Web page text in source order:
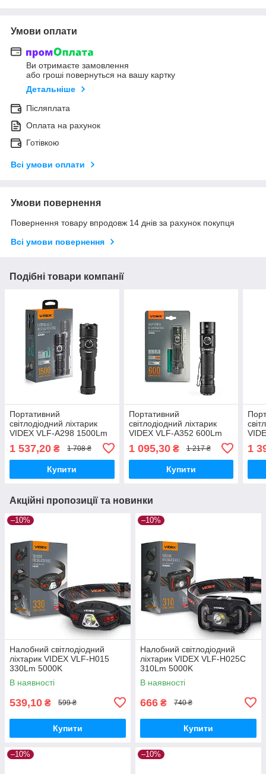
Умови оплати
Ви отримаєте замовлення
або гроші повернуться на вашу картку
Детальніше
Післяплата
Оплата на рахунок
Готівкою
Всі умови оплати
Умови повернення
Повернення товару впродовж 14 днів за рахунок покупця
Всі умови повернення
Подібні товари компанії
Портативний
світлодіодний ліхтарик
VIDEX VLF-A298 1500Lm
1 537,20 ₴ 1 708 ₴
Купити
Портативний
світлодіодний ліхтарик
VIDEX VLF-A352 600Lm
1 095,30₴ 1 217 ₴
Купити
1
Акційні пропозиції та новинки
–10%
Налобний світлодіодний
ліхтарик VIDEX VLF-H015
330Lm 5000K
В наявності
539,10 ₴ 599 ₴
Купити
–10%
Налобний світлодіодний
ліхтарик VIDEX VLF-H025C
310Lm 5000K
В наявності
666 ₴ 740 ₴
Купити
–10% –10%